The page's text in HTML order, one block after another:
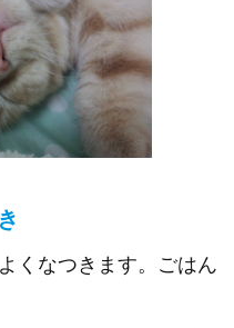
くなつきます。ごはん